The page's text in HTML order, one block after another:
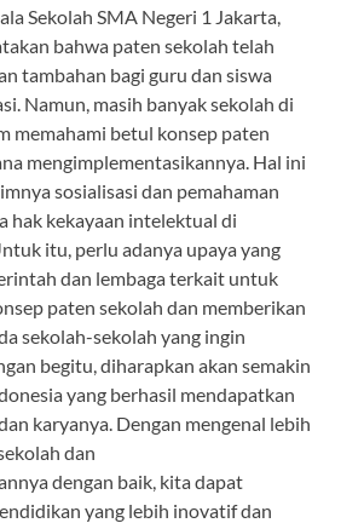
Sekolah SMA Negeri 1 Jakarta,
bahwa paten sekolah telah
tambahan bagi guru dan siswa
Namun, masih banyak sekolah di
memahami betul konsep paten
mengimplementasikannya. Hal ini
sosialisasi dan pemahaman
hak kekayaan intelektual di
itu, perlu adanya upaya yang
dan lembaga terkait untuk
paten sekolah dan memberikan
sekolah-sekolah yang ingin
begitu, diharapkan akan semakin
yang berhasil mendapatkan
karyanya. Dengan mengenal lebih
dan
dengan baik, kita dapat
yang lebih inovatif dan